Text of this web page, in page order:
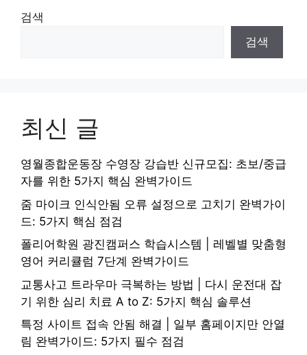
검색
검색
최신 글
영월종합운동장 수영장 강습반 신규모집: 초보/중급
자를 위한 5가지 핵심 완벽가이드
줌 마이크 인식안됨 오류 설정으로 고치기 완벽가이
드: 5가지 핵심 점검
폴리어학원 광진캠퍼스 학습시스템 | 레벨별 맞춤형
영어 커리큘럼 7단계 완벽가이드
교통사고 트라우마 극복하는 방법 | 다시 운전대 잡
기 위한 심리 치료 A to Z: 5가지 핵심 솔루션
특정 사이트 접속 안됨 해결 | 일부 홈페이지만 안열
림 완벽가이드: 5가지 필수 점검